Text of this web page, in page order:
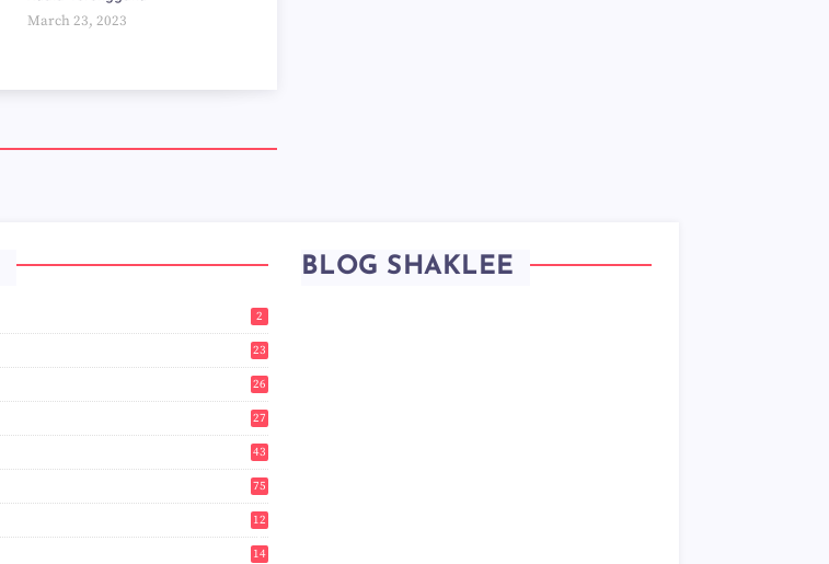
March 23, 2023
2
23
26
27
43
75
12
8
14
BLOG SHAKLEE